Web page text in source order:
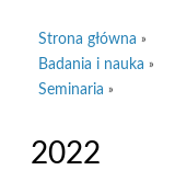
Strona główna »
Badania i nauka »
Seminaria »
2022